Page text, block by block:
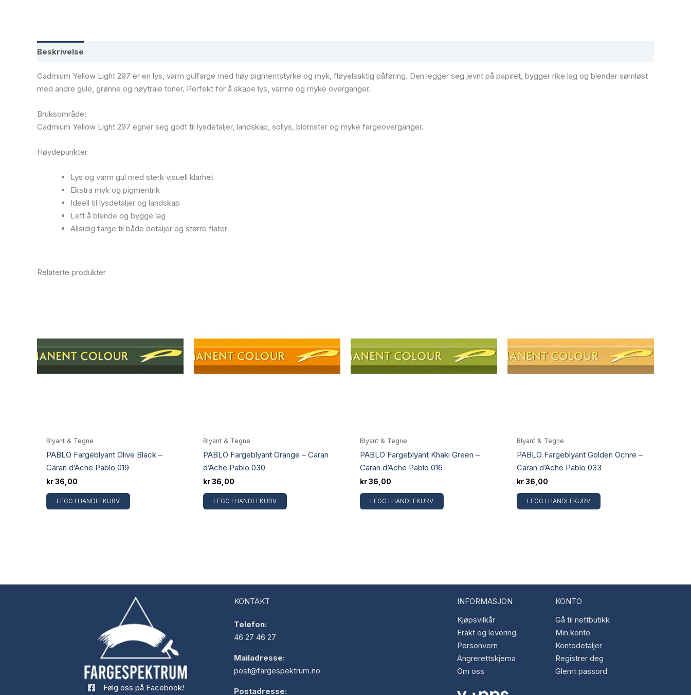
Beskrivelse
Cadmium Yellow Light 297 er en lys, varm gulfarge med høy pigmentstyrke og myk, fløyelsaktig påføring. Den legger seg jevnt på papiret, bygger rike lag og blender sømløst
med andre gule, grønne og nøytrale toner. Perfekt for å skape lys, varme og myke overganger.
Bruksområde:
Cadmium Yellow Light 297 egner seg godt til lysdetaljer, landskap, sollys, blomster og myke fargeoverganger.
Høydepunkter
Lys og varm gul med sterk visuell klarhet
Ekstra myk og pigmentrik
Ideell til lysdetaljer og landskap
Lett å blende og bygge lag
Allsidig farge til både detaljer og større flater
Relaterte produkter
Blyant & Tegne
PABLO Fargeblyant Olive Black –
Caran d’Ache Pablo 019
kr36,00
LEGG I HANDLEKURV
Blyant & Tegne
PABLO Fargeblyant Orange – Caran
d’Ache Pablo 030
kr36,00
LEGG I HANDLEKURV
Blyant & Tegne
PABLO Fargeblyant Khaki Green –
Caran d’Ache Pablo 016
kr36,00
LEGG I HANDLEKURV
Blyant & Tegne
PABLO Fargeblyant Golden Ochre –
Caran d’Ache Pablo 033
kr36,00
LEGG I HANDLEKURV
Følg oss på Facebook!
KONTAKT
Telefon:
46 27 46 27
Mailadresse:
post@fargespektrum.no
Postadresse:
INFORMASJON
Kjøpsvilkår
Frakt og levering
Personvern
Angrerettskjema
Om oss
KONTO
Gå til nettbutikk
Min konto
Kontodetaljer
Registrer deg
Glemt passord